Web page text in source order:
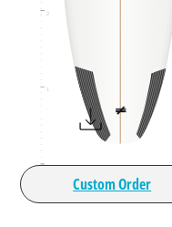
1
2
Custom Order